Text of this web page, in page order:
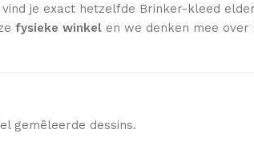
vind je exact hetzelfde Brinker-kleed
fysieke winkel en we denken mee over
gemêleerde dessins.